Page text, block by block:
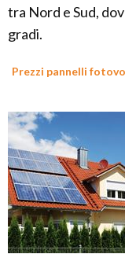
tra Nord e Sud,
gradi.
Prezzi pannelli